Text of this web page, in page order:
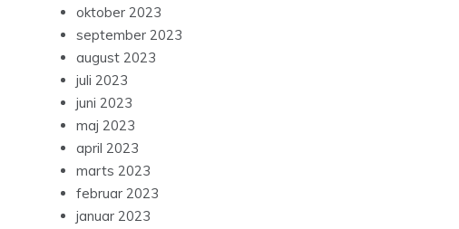
oktober 2023
september 2023
august 2023
juli 2023
juni 2023
maj 2023
april 2023
marts 2023
februar 2023
januar 2023